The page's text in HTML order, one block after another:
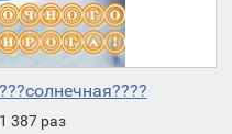
387 раз